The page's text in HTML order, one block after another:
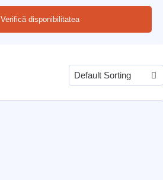
Verifică disponibilitatea